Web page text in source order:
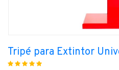
Tripé para Extintor